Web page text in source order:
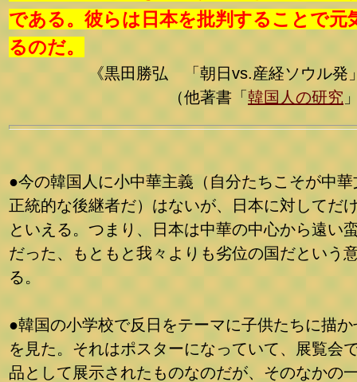
である。彼らは日本を批判することで元
るのだ。
《黒田勝弘 「朝日vs.産経ソウル発
（他著書「 韓国人の研究
●今の韓国人に小中華主義（自分たちこそが中華
正統的な後継者だ）はないが、日本に対してだ
といえる。つまり、日本は中華の中心から遠い
だった、もともと我々よりも劣位の国だという
る。
●韓国の小学校で反日をテーマに子供たちに描か
を見た。それはポスターになっていて、展覧会
品として展示されたものなのだが、そのなかの